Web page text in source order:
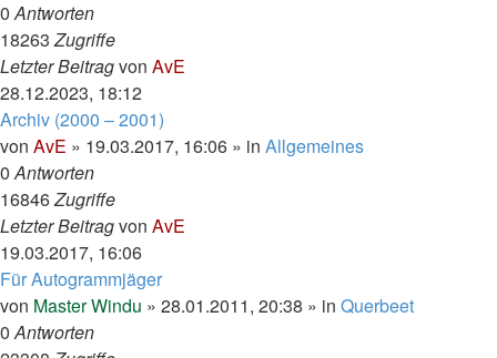
0Antworten
18263Zugriffe
Letzter Beitragvon AvE
28.12.2023, 18:12
Archiv (2000 – 2001)
von AvE » 19.03.2017, 16:06 » in Allgemeines
0Antworten
16846Zugriffe
Letzter Beitragvon AvE
19.03.2017, 16:06
Für Autogrammjäger
von Master Windu » 28.01.2011, 20:38 » in Querbeet
0Antworten